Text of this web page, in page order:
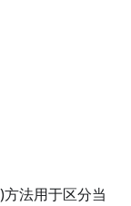
法用于区分当